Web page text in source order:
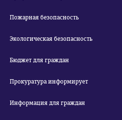
Пожарная безопасность
Экологическая безопасность
Бюджет для граждан
Прокуратура информирует
Информация для граждан